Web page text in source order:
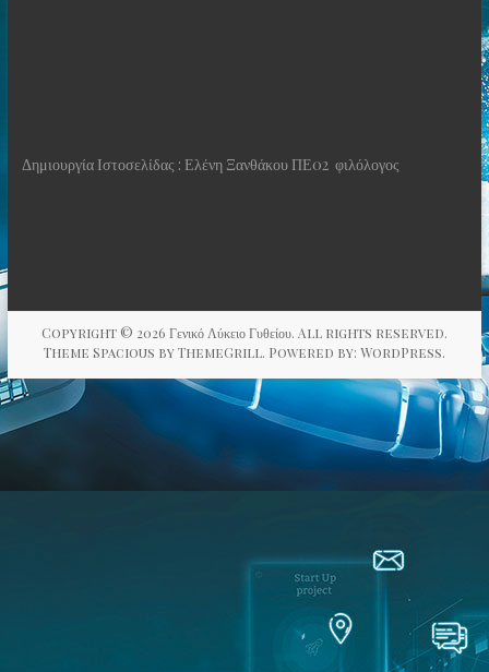
Δημιουργία Ιστοσελίδας : Ελένη Ξανθάκου ΠΕ02 φιλόλογος
Copyright © 2026 Γενικό Λύκειο Γυθείου. All rights reserved.
Theme Spacious by ThemeGrill. Powered by: WordPress.